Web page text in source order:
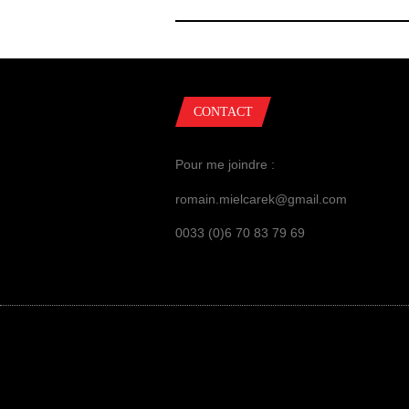
CONTACT
Pour me joindre :
romain.mielcarek@gmail.com
0033 (0)6 70 83 79 69